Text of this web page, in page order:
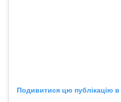
Подивитися цю публікацію